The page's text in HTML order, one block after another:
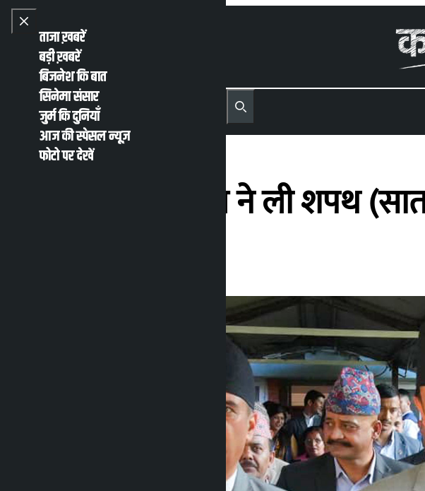
Skip to content
Close menu
ताजा ख़बरें
बड़ी ख़बरें
बिजनेश कि बात
सिनेमा संसार
जुर्म कि दुनियाँ
आज की स्पेसल न्यूज़
फोटो पर देखें
Open main menu
MENU Recent NewsTrending News
Search
स्पीकर डीपी अर्याल ने ली शपथ